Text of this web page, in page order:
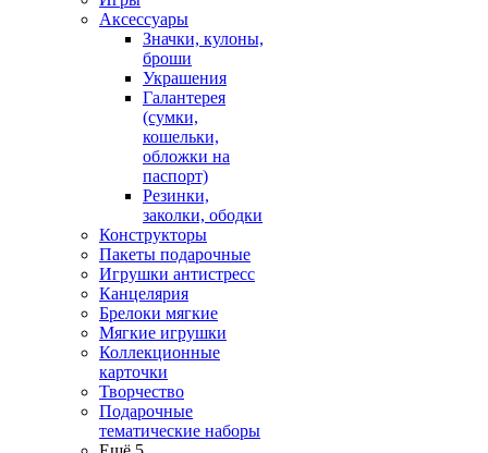
Аксессуары
Значки, кулоны,
броши
Украшения
Галантерея
(сумки,
кошельки,
обложки на
паспорт)
Резинки,
заколки, ободки
Конструкторы
Пакеты подарочные
Игрушки антистресс
Канцелярия
Брелоки мягкие
Мягкие игрушки
Коллекционные
карточки
Творчество
Подарочные
тематические наборы